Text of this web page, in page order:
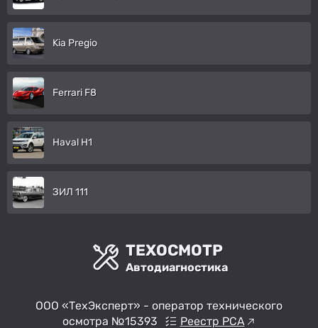
Kia Pregio
Ferrari F8
Haval H1
ЗИЛ 111
ТЕХОСМОТР
Автодиагностика
ООО «ТехЭксперт» - оператор технического
осмотра №15393
Реестр РСА